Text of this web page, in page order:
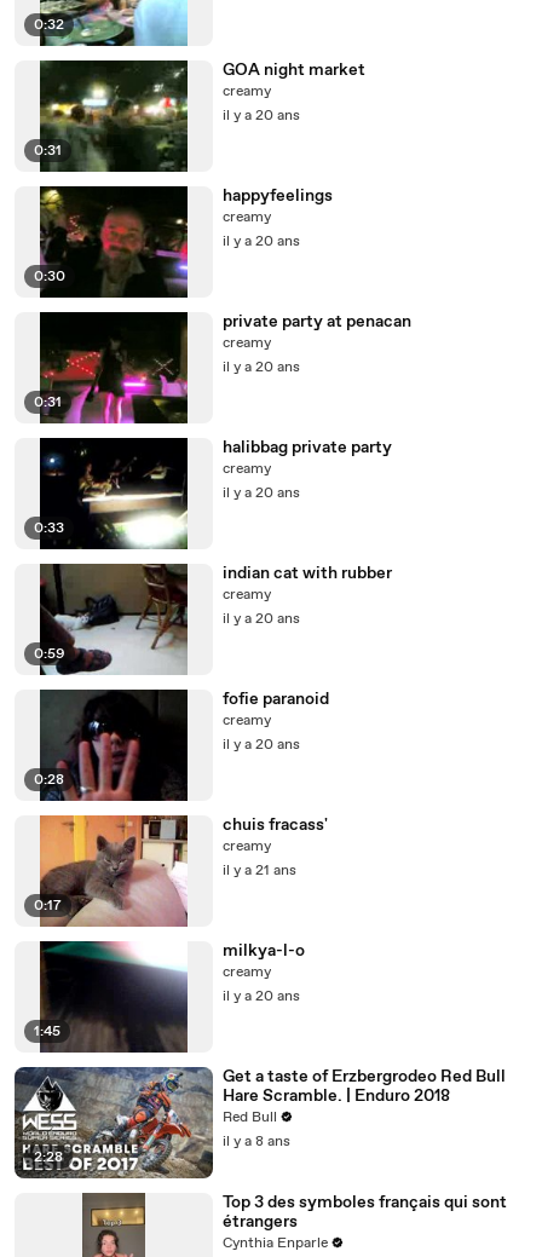
0:32
0:31
GOA night market
creamy
il y a 20 ans
0:30
happyfeelings
creamy
il y a 20 ans
0:31
private party at penacan
creamy
il y a 20 ans
0:33
halibbag private party
creamy
il y a 20 ans
0:59
indian cat with rubber
creamy
il y a 20 ans
0:28
fofie paranoid
creamy
il y a 20 ans
0:17
chuis fracass'
creamy
il y a 21 ans
1:45
milkya-l-o
creamy
il y a 20 ans
2:28
Get a taste of Erzbergrodeo Red Bull
Hare Scramble. | Enduro 2018
Red Bull
il y a 8 ans
Top 3 des symboles français qui sont
étrangers
Cynthia Enparle